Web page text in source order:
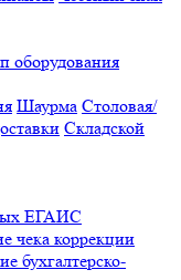
оборудования
Шаурма Столовая/
Складской
ЕГАИС
чека коррекции
бухгалтерско-